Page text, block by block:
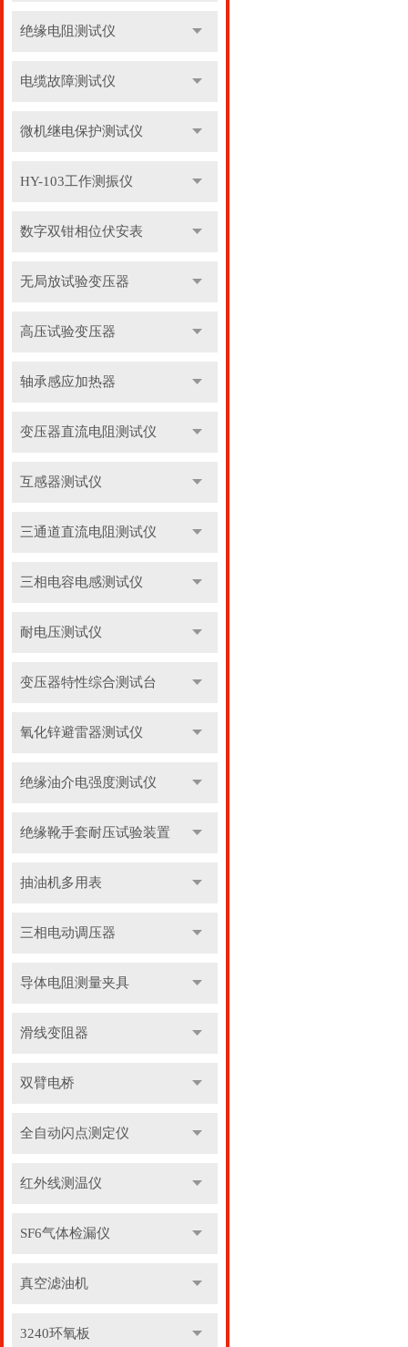
绝缘电阻测试仪
电缆故障测试仪
微机继电保护测试仪
HY-103工作测振仪
数字双钳相位伏安表
无局放试验变压器
高压试验变压器
轴承感应加热器
变压器直流电阻测试仪
互感器测试仪
三通道直流电阻测试仪
三相电容电感测试仪
耐电压测试仪
变压器特性综合测试台
氧化锌避雷器测试仪
绝缘油介电强度测试仪
绝缘靴手套耐压试验装置
抽油机多用表
三相电动调压器
导体电阻测量夹具
滑线变阻器
双臂电桥
全自动闪点测定仪
红外线测温仪
SF6气体检漏仪
真空滤油机
3240环氧板